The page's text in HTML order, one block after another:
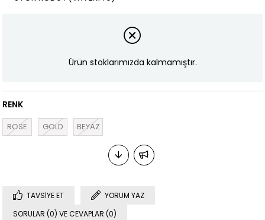
Ürün stoklarımızda kalmamıştır.
RENK
ROSE GOLD BEYAZ
TAVSIYE ET
YORUM YAZ
SORULAR (0) VE CEVAPLAR (0)